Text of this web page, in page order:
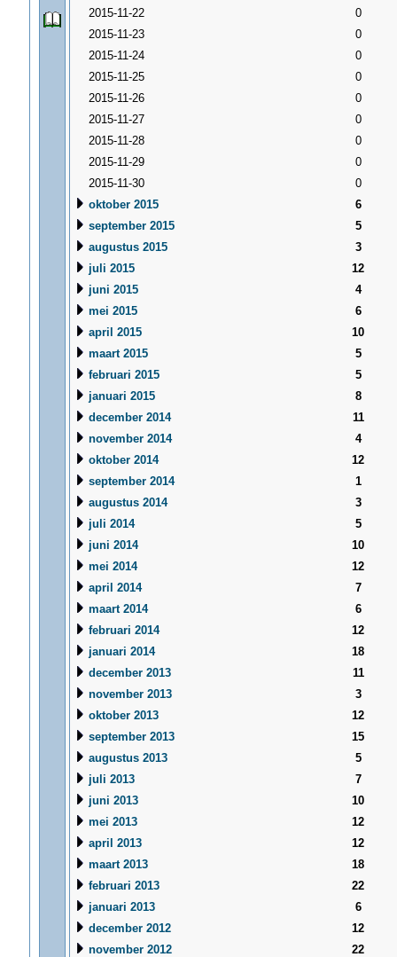
2015-11-22
0
2015-11-23
0
2015-11-24
0
2015-11-25
0
2015-11-26
0
2015-11-27
0
2015-11-28
0
2015-11-29
0
2015-11-30
0
oktober 2015
6
september 2015
5
augustus 2015
3
juli 2015
12
juni 2015
4
mei 2015
6
april 2015
10
maart 2015
5
februari 2015
5
januari 2015
8
december 2014
11
november 2014
4
oktober 2014
12
september 2014
1
augustus 2014
3
juli 2014
5
juni 2014
10
mei 2014
12
april 2014
7
maart 2014
6
februari 2014
12
januari 2014
18
december 2013
11
november 2013
3
oktober 2013
12
september 2013
15
augustus 2013
5
juli 2013
7
juni 2013
10
mei 2013
12
april 2013
12
maart 2013
18
februari 2013
22
januari 2013
6
december 2012
12
november 2012
22